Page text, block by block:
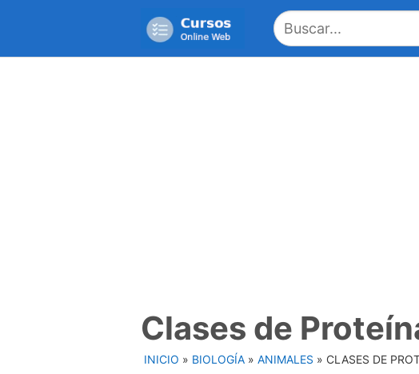
Clases de
INICIO » BIOLOGÍA » ANIMALES » CLASES DE